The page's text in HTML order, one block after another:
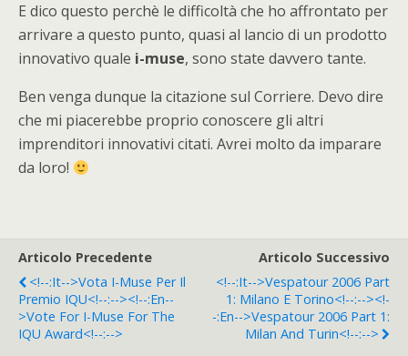
E dico questo perchè le difficoltà che ho affrontato per
arrivare a questo punto, quasi al lancio di un prodotto
innovativo quale i-muse, sono state davvero tante.
Ben venga dunque la citazione sul Corriere. Devo dire
che mi piacerebbe proprio conoscere gli altri
imprenditori innovativi citati. Avrei molto da imparare
da loro!
Articolo Precedente
<!--:it-->Vota I-Muse Per Il
Premio IQU<!--:--><!--:en--
>Vote For I-Muse For The
IQU Award<!--:-->
Articolo Successivo
<!--:it-->Vespatour 2006 Part
1: Milano E Torino<!--:--><!-
-:en-->Vespatour 2006 Part 1:
Milan And Turin<!--:-->